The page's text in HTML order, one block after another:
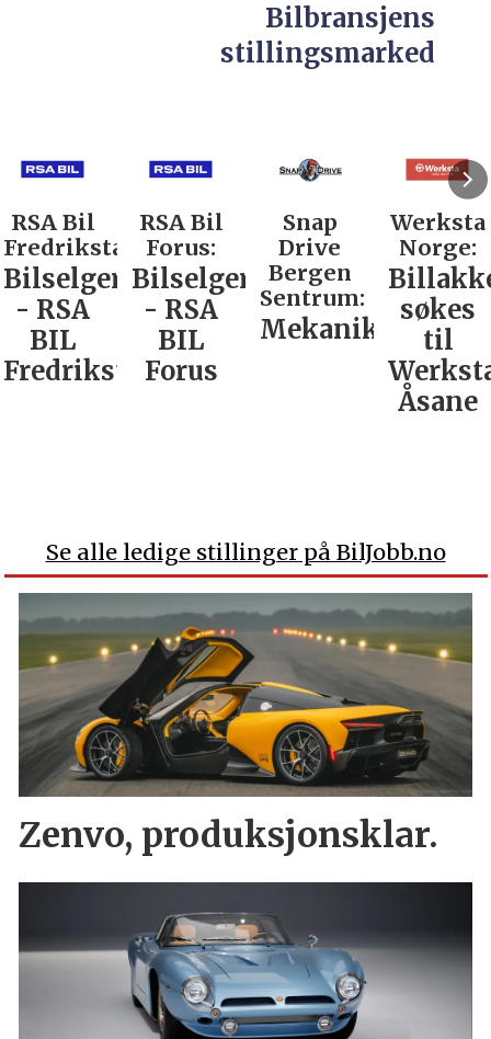
Bilbransjens
stillingsmarked
RSA Bil
Fredrikstad:
Bilselger
- RSA
BIL
Fredrikstad
RSA Bil
Forus:
Bilselger
- RSA
BIL
Forus
Snap
Drive
Bergen
Sentrum:
Mekaniker
Werksta
Norge:
søkes
til
Åsane
Se alle ledige stillinger på BilJobb.no
Zenvo, produksjonsklar.